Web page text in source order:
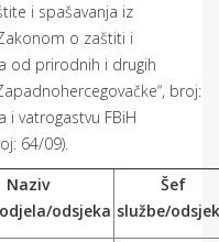
i spašavanja iz
o zaštiti i
od prirodnih i drugih
broj:
vatrogastvu FBiH
64/09).
Naziv
odsjeka
Šef
službe/